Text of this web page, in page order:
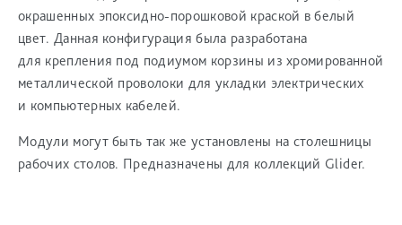
окрашенных эпоксидно-порошковой краской в белый
цвет. Данная конфигурация была разработана
для крепления под подиумом корзины из хромированной
металлической проволоки для укладки электрических
и компьютерных кабелей.
Модули могут быть так же установлены на столешницы
рабочих столов. Предназначены для коллекций Glider.